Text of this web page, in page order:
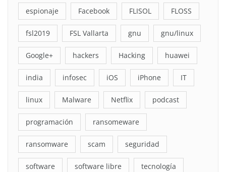
espionaje Facebook FLISOL FLOSS
fsl2019 FSL Vallarta gnu gnu/linux
Google+ hackers Hacking huawei
india infosec iOS iPhone IT
linux Malware Netflix podcast
programación ransomeware
ransomware scam seguridad
software software libre tecnología